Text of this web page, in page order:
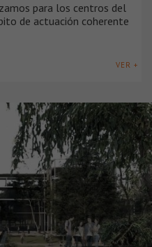
para los centros del
de actuación coherente
VER +